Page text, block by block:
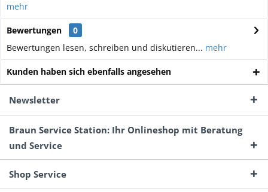
mehr
Bewertungen
0
Bewertungen lesen, schreiben und diskutieren... mehr
Kunden haben sich ebenfalls angesehen
Newsletter
Braun Service Station: Ihr Onlineshop mit Beratung
und Service
Shop Service